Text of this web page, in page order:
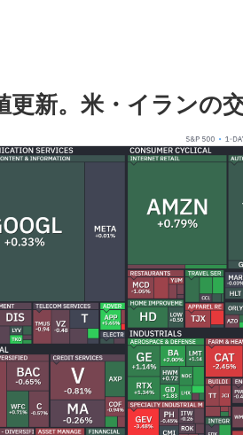
新。米・イランの